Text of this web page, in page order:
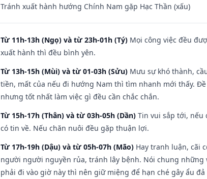
Tránh xuất hành hướng Chính Nam gặp Hạc Thần (xấu)
Từ 11h-13h (Ngọ) và từ 23h-01h (Tý) Mọi công việc đều
xuất hành thì đều bình yên.
Từ 13h-15h (Mùi) và từ 01-03h (Sửu) Mưu sự khó thành,
tiền, mất của nếu đi hướng Nam thì tìm nhanh mới thấy.
nhưng tốt nhất làm việc gì đều cần chắc chắn.
Từ 15h-17h (Thân) và từ 03h-05h (Dần) Tin vui sắp tới, nếu
có tin về. Nếu chăn nuôi đều gặp thuận lợi.
Từ 17h-19h (Dậu) và từ 05h-07h (Mão) Hay tranh luận, cãi
người người nguyền rủa, tránh lây bệnh. Nói chung
phải đi vào giờ này thì nên giữ miệng để hạn ché gây ẩu đả